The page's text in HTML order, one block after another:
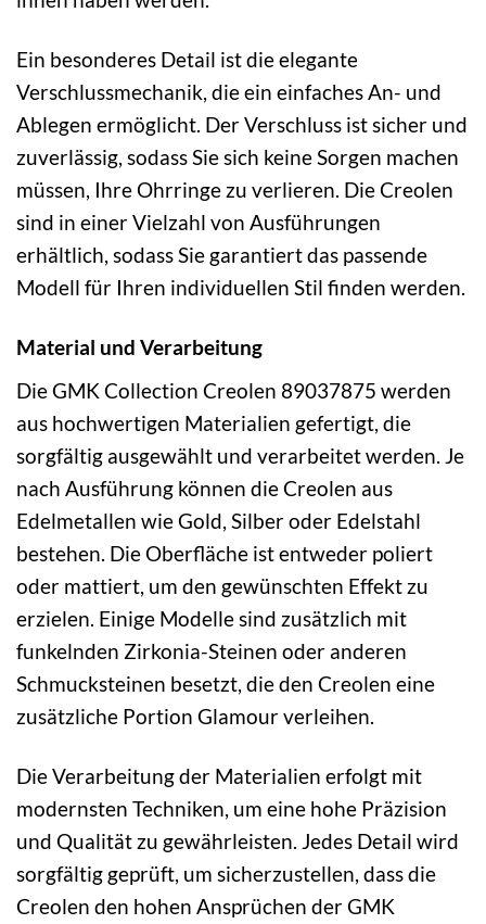
Ein besonderes Detail ist die elegante
Verschlussmechanik, die ein einfaches An- und
Ablegen ermöglicht. Der Verschluss ist sicher und
zuverlässig, sodass Sie sich keine Sorgen machen
müssen, Ihre Ohrringe zu verlieren. Die Creolen
sind in einer Vielzahl von Ausführungen
erhältlich, sodass Sie garantiert das passende
Modell für Ihren individuellen Stil finden werden.
Material und Verarbeitung
Die GMK Collection Creolen 89037875 werden
aus hochwertigen Materialien gefertigt, die
sorgfältig ausgewählt und verarbeitet werden. Je
nach Ausführung können die Creolen aus
Edelmetallen wie Gold, Silber oder Edelstahl
bestehen. Die Oberfläche ist entweder poliert
oder mattiert, um den gewünschten Effekt zu
erzielen. Einige Modelle sind zusätzlich mit
funkelnden Zirkonia-Steinen oder anderen
Schmucksteinen besetzt, die den Creolen eine
zusätzliche Portion Glamour verleihen.
Die Verarbeitung der Materialien erfolgt mit
modernsten Techniken, um eine hohe Präzision
und Qualität zu gewährleisten. Jedes Detail wird
sorgfältig geprüft, um sicherzustellen, dass die
Creolen den hohen Ansprüchen der GMK